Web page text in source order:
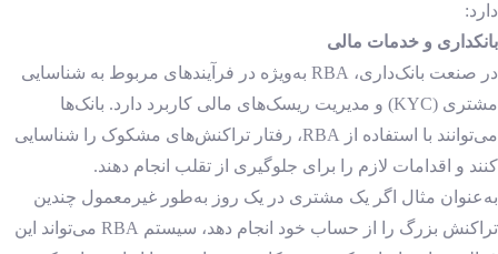
دارد:
بانکداری و خدمات مالی
در صنعت بانک‌داری، RBA به‌ویژه در فرآیندهای مربوط به شناسایی
مشتری (KYC) و مدیریت ریسک‌های مالی کاربرد دارد. بانک‌ها
می‌توانند با استفاده از RBA، رفتار تراکنش‌های مشکوک را شناسایی
کنند و اقدامات لازم را برای جلوگیری از تقلب انجام دهند.
به‌عنوان مثال اگر یک مشتری در یک روز به‌طور غیر‌معمول چندین
تراکنش بزرگ را از حساب خود انجام دهد، سیستم RBA
می‌تواند این